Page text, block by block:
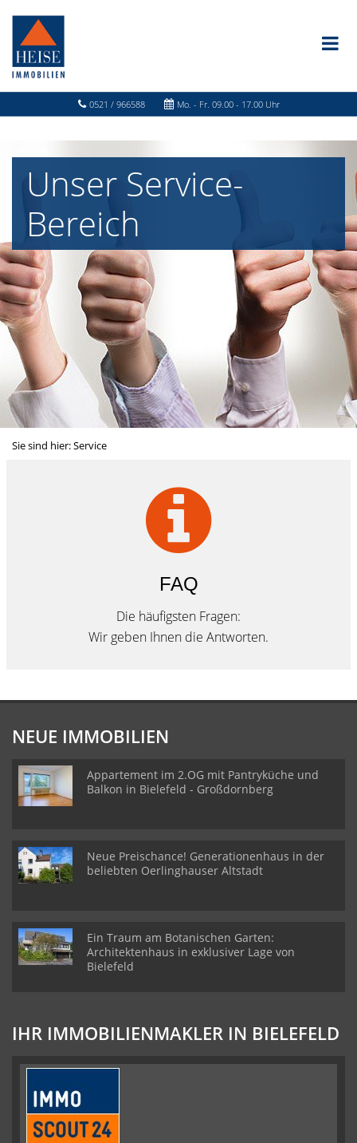
0521 / 966588 Mo. - Fr. 09.00 - 17.00 Uhr
Unser Service-
Bereich
Sie sind hier:Service
FAQ
Die häufigsten Fragen:
Wir geben Ihnen die Antworten.
NEUE IMMOBILIEN
Appartement im 2.OG mit Pantryküche und
Balkon in Bielefeld - Großdornberg
Neue Preischance! Generationenhaus in der
beliebten Oerlinghauser Altstadt
Ein Traum am Botanischen Garten:
Architektenhaus in exklusiver Lage von
Bielefeld
IHR IMMOBILIENMAKLER IN BIELEFELD